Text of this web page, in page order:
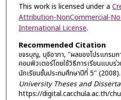
This work is licensed under a
Attribution-NonCommercial-
International License.
Recommended Citation
ขจรบุญ, นุจิอาภา, "ผลของโปรแกรม
คอมพิวเตอร์โดยใช้วิธีการเรียนแบบ
นักเรียนชั้นประถมศึกษาปีที่ 5" (2008).
University Theses and
https://digital.car.chula.ac.th/